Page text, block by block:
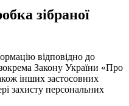
зібраної
відповідно до
Закону України «Про
інших застосовних
захисту персональних